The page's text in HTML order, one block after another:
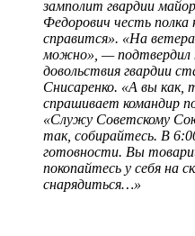
замполит гвардии
Федорович честь полка
справится». «На
можно», — подтвердил
довольствия гвардии
Снисаренко. «А вы
спрашивает командир
«Служу Советскому
так, собирайтесь. В
готовности. Вы
покопайтесь у себя на
снарядиться…»